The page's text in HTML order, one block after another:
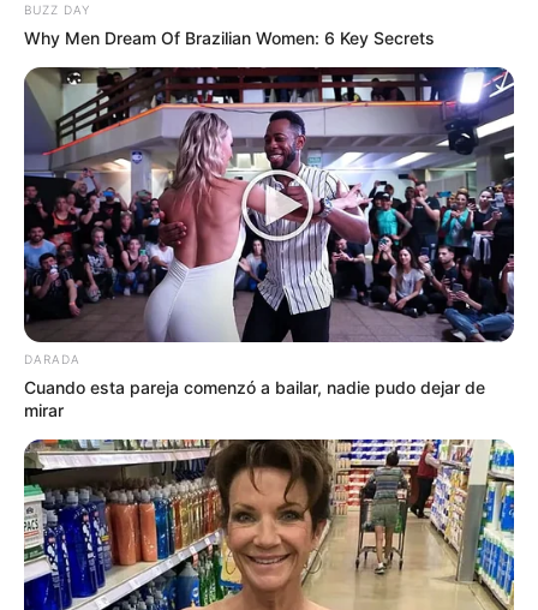
BUZZ DAY
Why Men Dream Of Brazilian Women: 6 Key Secrets
DARADA
Cuando esta pareja comenzó a bailar, nadie pudo dejar de
mirar